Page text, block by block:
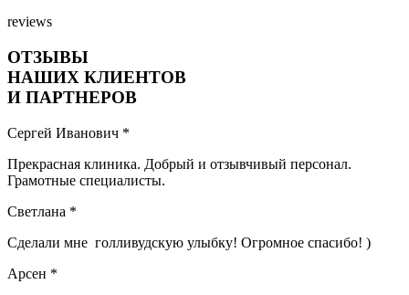
reviews
ОТЗЫВЫ
НАШИХ КЛИЕНТОВ
И ПАРТНЕРОВ
Сергей Иванович *
Прекрасная клиника. Добрый и отзывчивый персонал.
Грамотные специалисты.
Светлана *
Сделали мне голливудскую улыбку! Огромное спасибо! )
Арсен *